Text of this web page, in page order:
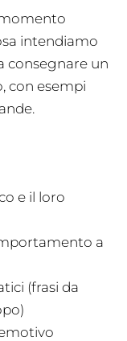
intendiamo
consegnare un
con esempi
e il loro
a
(frasi da